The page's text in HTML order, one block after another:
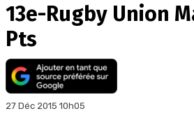
13e-Rugby Union
Pts
27 Déc 2015 10h05